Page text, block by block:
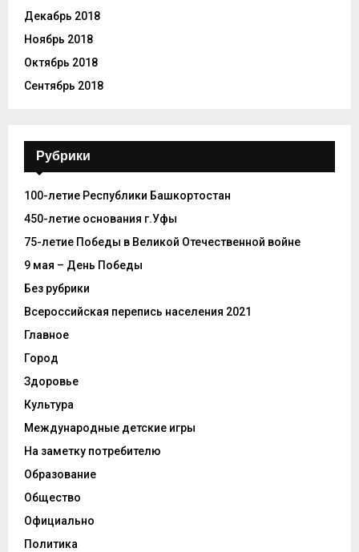
Декабрь 2018
Ноябрь 2018
Октябрь 2018
Сентябрь 2018
Рубрики
100-летие Республики Башкортостан
450-летие основания г.Уфы
75-летие Победы в Великой Отечественной войне
9 мая – День Победы
Без рубрики
Всероссийская перепись населения 2021
Главное
Город
Здоровье
Культура
Международные детские игры
На заметку потребителю
Образование
Общество
Официально
Политика